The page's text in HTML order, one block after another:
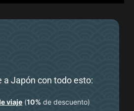
a Japón con todo esto:
viaje (10% de descuento)